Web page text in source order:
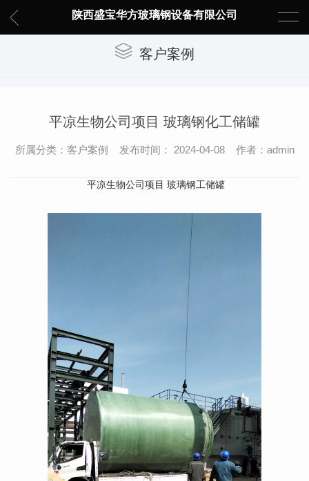
陕西盛宝华方玻璃钢设备有限公司
客户案例
平凉生物公司项目 玻璃钢化工储罐
所属分类：客户案例 发布时间： 2024-04-08 作者：admin
平凉生物公司项目 玻璃钢工储罐